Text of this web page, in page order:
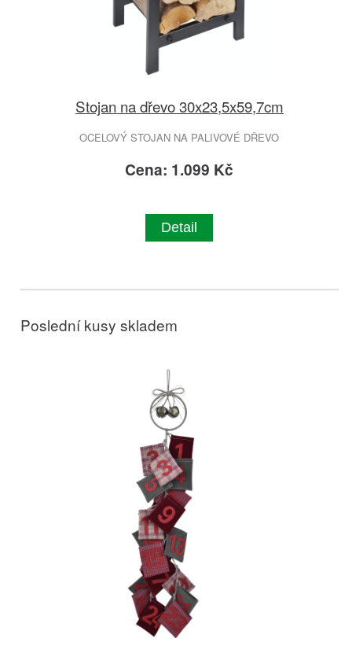
Stojan na dřevo 30x23,5x59,7cm
OCELOVÝ STOJAN NA PALIVOVÉ DŘEVO
Cena: 1.099 Kč
Detail
Poslední kusy skladem